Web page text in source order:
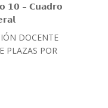
𝟭𝟬 – 𝗖𝘂𝗮𝗱𝗿𝗼
DOCENTE
PLAZAS POR